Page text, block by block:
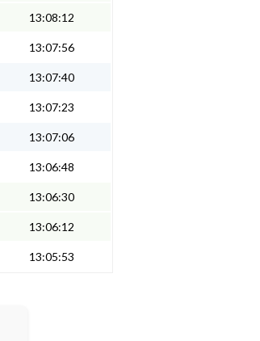
13:08:12
13:07:56
13:07:40
13:07:23
13:07:06
13:06:48
13:06:30
13:06:12
13:05:53